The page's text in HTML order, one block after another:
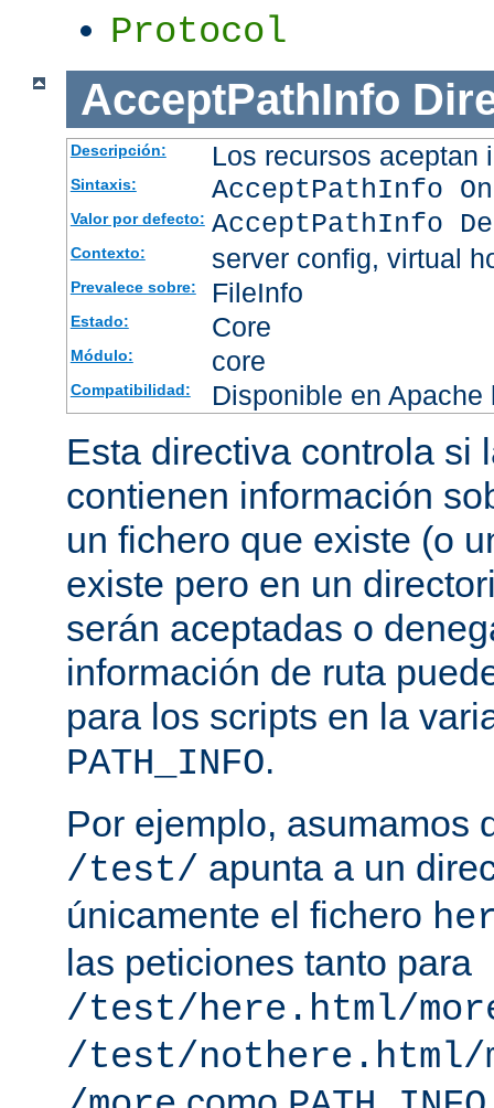
Protocol
AcceptPathInfo
Descripción: Los recursos aceptan
Sintaxis: AcceptPathInfo
Valor por defecto: AcceptPathInfo
Contexto: server config, virtual
Prevalece sobre: FileInfo
Estado: Core
Módulo: core
Compatibilidad: Disponible en
Esta directiva controla si
contienen información
un fichero que existe (o
existe pero en un
serán aceptadas o
información de ruta
para los scripts en la
PATH_INFO.
Por ejemplo, asumamos
/test/ apunta a un
únicamente el fichero
las peticiones tanto para
/test/here.html/
/test/nothere.html/